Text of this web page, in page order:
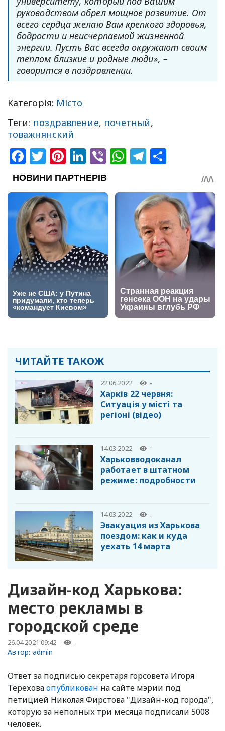
руководством обрел мощное развитие. От
всего сердца желаю Вам крепкого здоровья,
бодрости и неисчерпаемой жизненной
энергии. Пусть Вас всегда окружают своим
теплом близкие и родные люди», –
говорится в поздравлении.
Категорія: Місто
Теги: поздравление, почетный,
товажнянский
Facebook
Twitter
Pinterest
LinkedIn
ViberWhatsApp
Telegram
ЧИТАЙТЕ ТАКОЖ
22.06.2022 -
Харків 22 червня:
Cитуація у місті та
регіоні (відео)
14.03.2022 -
Харьковводоканал
работает в штатном
режиме: подробности
14.03.2022 -
Эвакуация из Харькова
поездом: как и куда
уехать 14 марта
Дизайн-код Харькова:
место рекламы в
городской среде
26.04.2021 09:42 -
Автор: admin
Ответ за подписью секретаря горсовета Игоря
Тереховаопубликован на сайте мэрии под
петицией Николая Фирстова "Дизайн-код города",
которую за неполных три месяца подписали 5008
человек.